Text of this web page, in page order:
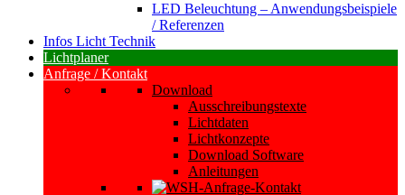
LED Beleuchtung – Anwendungsbeispiele
/ Referenzen
Infos Licht Technik
Lichtplaner
Anfrage / Kontakt
Download
Ausschreibungstexte
Lichtdaten
Lichtkonzepte
Download Software
Anleitungen